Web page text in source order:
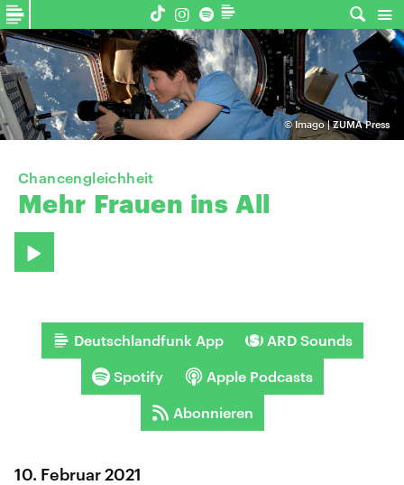
©Imago | ZUMA Press
Chancengleichheit
Mehr Frauen ins All
Deutschlandfunk App ARD Sounds
Spotify Apple Podcasts
Abonnieren
10. Februar 2021